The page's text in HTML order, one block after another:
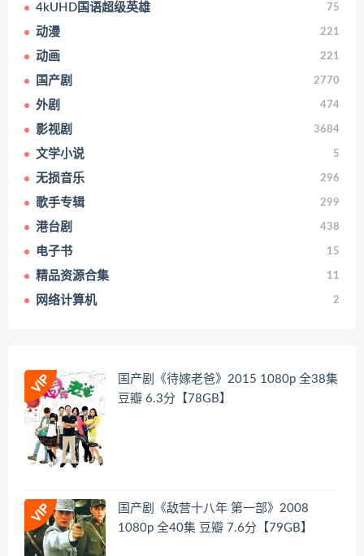
4kUHD国语超级英雄 75
动漫 221
动画 221
国产剧 2770
外剧 474
影视剧 3684
文学小说 5
无损音乐 296
歌手专辑 299
港台剧 438
电子书 15
精品资源合集 11
网络计算机 2
国产剧《待嫁老爸》2015 1080p 全38集
豆瓣 6.3分【78GB】
国产剧《敌营十八年 第一部》2008
1080p 全40集 豆瓣 7.6分【79GB】